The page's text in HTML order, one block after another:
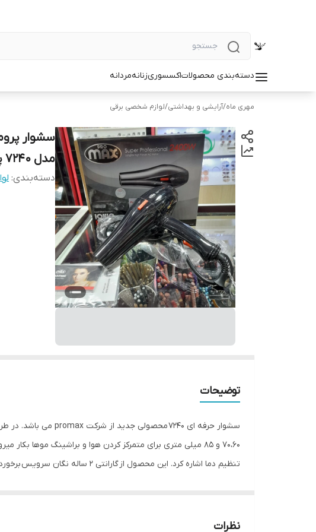
دسته‌بندی محصولاتاکسسوریزنانهمردانه
مهری ماه/آرایشی و بهداشتی/لوازم شخصی برقی
مدل 7240 پرو مکس PROMAX
دسته‌بندی:
توضیحات
70،60 و 85 میلی متری برای متمرکز کردن هوا و براشینگ
تنظیم دما اشاره کرد. این محصول از گارانتی 2 ساله نگان سرویس برخوردار است.
نظرات